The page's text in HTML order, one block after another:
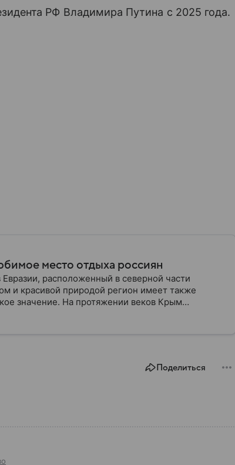
РФ Владимира Путина с 2025 года.
место отдыха россиян
расположенный в северной части
и красивой природой регион имеет также
значение. На протяжении веков Крым
географическое положение сделало полуостров
Поделиться